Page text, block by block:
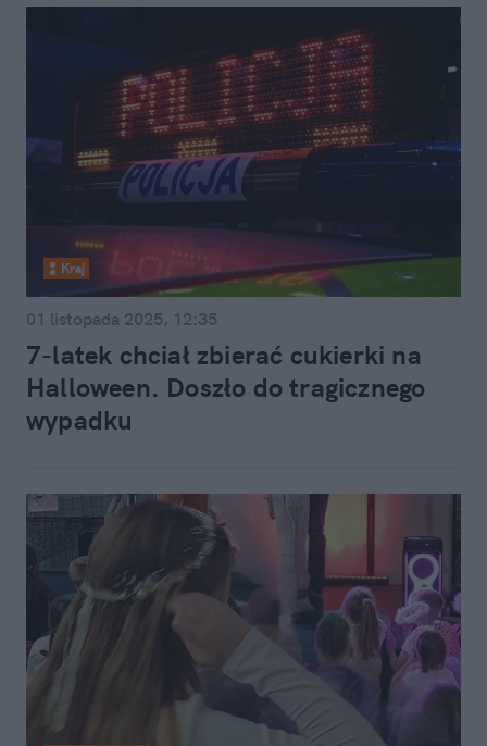
Kraj
01 listopada 2025, 12:35
7-latek chciał zbierać cukierki na
Halloween. Doszło do tragicznego
wypadku